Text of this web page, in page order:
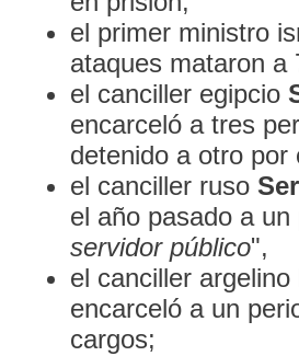
el primer ministro
ataques mataron a
el canciller egipcio
encarceló a tres
detenido a otro
el canciller ruso
el año pasado a
servidor público",
el canciller argelino
encarceló a un
cargos;